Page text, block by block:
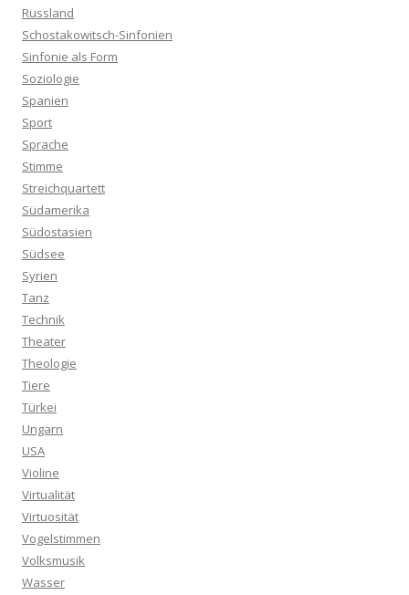
Russland
Schostakowitsch-Sinfonien
Sinfonie als Form
Soziologie
Spanien
Sport
Sprache
Stimme
Streichquartett
Südamerika
Südostasien
Südsee
Syrien
Tanz
Technik
Theater
Theologie
Tiere
Türkei
Ungarn
USA
Violine
Virtualität
Virtuosität
Vogelstimmen
Volksmusik
Wasser